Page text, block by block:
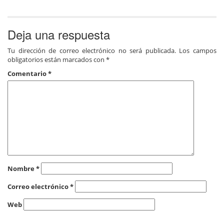
Deja una respuesta
Tu dirección de correo electrónico no será publicada. Los campos
obligatorios están marcados con *
Comentario*
Nombre*
Correo electrónico*
Web